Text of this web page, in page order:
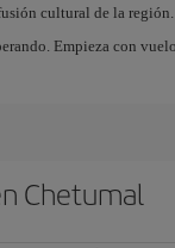
cultural de la
Empieza con
Chetumal